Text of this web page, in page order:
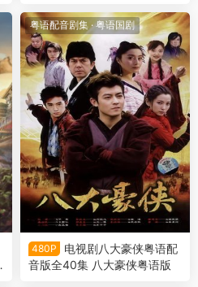
粤语配音剧集 ·粤语国剧
480P
电视剧八大豪侠粤语配
音版全40集 八大豪侠粤语版